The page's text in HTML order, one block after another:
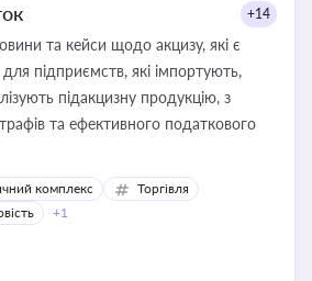
+14
та кейси щодо акцизу, які є
підприємств, які імпортують,
підакцизну продукцію, з
та ефективного податкового
комплекс
Торгівля
+1